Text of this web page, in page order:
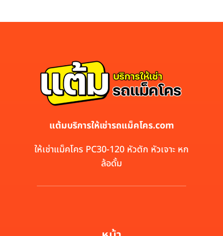
แต้มบริการให้เช่ารถแม็คโคร.com
ให้เช่าแม็คโคร PC30-120 หัวตัก หัวเจาะ หก
ล้อดั้ม